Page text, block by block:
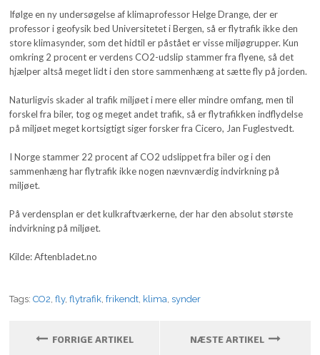
Ifølge en ny undersøgelse af klimaprofessor Helge Drange, der er
professor i geofysik bed Universitetet i Bergen, så er flytrafik ikke den
store klimasynder, som det hidtil er påstået er visse miljøgrupper. Kun
omkring 2 procent er verdens CO2-udslip stammer fra flyene, så det
hjælper altså meget lidt i den store sammenhæng at sætte fly på jorden.
Naturligvis skader al trafik miljøet i mere eller mindre omfang, men til
forskel fra biler, tog og meget andet trafik, så er flytrafikken indflydelse
på miljøet meget kortsigtigt siger forsker fra Cicero, Jan Fuglestvedt.
I Norge stammer 22 procent af CO2 udslippet fra biler og i den
sammenhæng har flytrafik ikke nogen nævnværdig indvirkning på
miljøet.
På verdensplan er det kulkraftværkerne, der har den absolut største
indvirkning på miljøet.
Kilde: Aftenbladet.no
Tags:CO2,fly,flytrafik,frikendt, klima,synder
FORRIGE ARTIKEL NÆSTE ARTIKEL